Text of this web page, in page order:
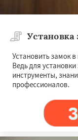
Установка
Установить замок
Ведь для
инструменты,
профессионалов.